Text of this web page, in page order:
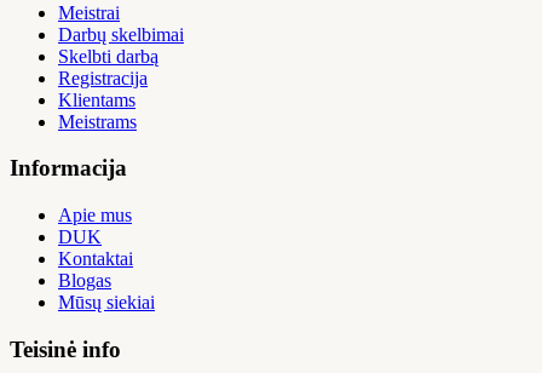
Meistrai
Darbų skelbimai
Skelbti darbą
Registracija
Klientams
Meistrams
Informacija
Apie mus
DUK
Kontaktai
Blogas
Mūsų siekiai
Teisinė info